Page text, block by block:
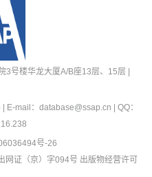
号楼华龙大厦A/B座13层、15层 |
mail：database@ssap.cn | QQ：
号-26
网证（京）字094号 出版物经营许可